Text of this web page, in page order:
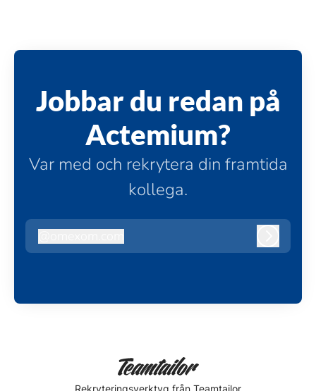
Jobbar du redan på
Actemium?
Var med och rekrytera din framtida
kollega.
omexom.com
Rekryteringsverktyg från Teamtailor